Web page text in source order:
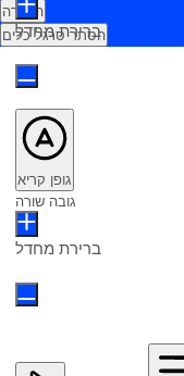
הצהרה
הסתר סרגל כלים
ברירת מחדל
גופן קריא
גובה שורה
ברירת מחדל